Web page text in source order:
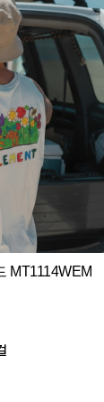
MT1114WEM